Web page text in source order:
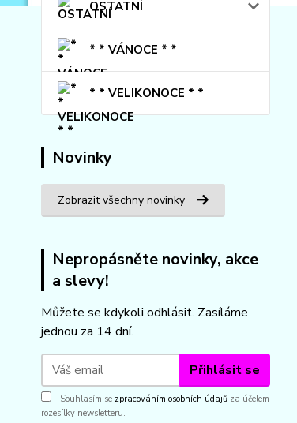
OSTATNÍ
* * VÁNOCE * *
* * VELIKONOCE * *
Novinky
Zobrazit všechny novinky
Nepropásněte novinky, akce
a slevy!
Můžete se kdykoli odhlásit. Zasíláme
jednou za 14 dní.
Přihlásit se
Souhlasím se zpracováním osobních údajů za účelem
rozesílky newsletteru.